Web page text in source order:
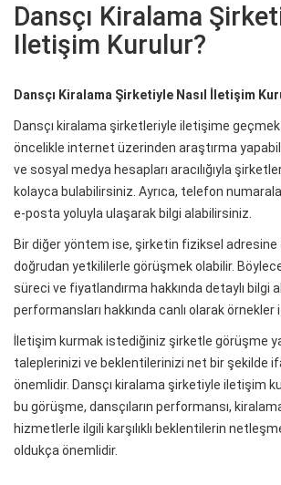
Dansçı Kiralama
Iletişim Kurulur?
Dansçı Kiralama Şirketiyle Nasıl İletişim
Dansçı kiralama şirketleriyle iletişime
öncelikle internet üzerinden araştırma
ve sosyal medya hesapları aracılığıyla
kolayca bulabilirsiniz. Ayrıca, telefon
e-posta yoluyla ulaşarak bilgi alabilirsiniz.
Bir diğer yöntem ise, şirketin fiziksel adresine
doğrudan yetkililerle görüşmek olabilir.
süreci ve fiyatlandırma hakkında detaylı bilgi
performansları hakkında canlı olarak örnekler
İletişim kurmak istediğiniz şirketle görüşme
taleplerinizi ve beklentilerinizi net bir şekilde
önemlidir. Dansçı kiralama şirketiyle iletişim
bu görüşme, dansçıların performansı,
hizmetlerle ilgili karşılıklı beklentilerin
oldukça önemlidir.